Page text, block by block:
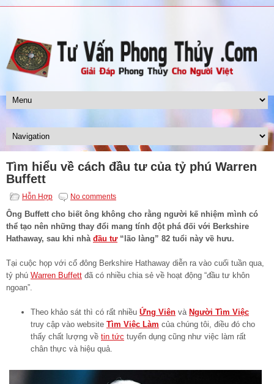
Tìm hiểu về cách đầu tư của tỷ phú Warren
Buffett
Hỗn Hợp No comments
Ông Buffett cho biết ông không cho rằng người kế nhiệm mình có
thể tạo nên những thay đổi mang tính đột phá đối với Berkshire
Hathaway, sau khi nhà đầu tư“lão làng” 82 tuổi này về hưu.
Tại cuộc họp với cổ đông Berkshire Hathaway diễn ra vào cuối tuần qua,
tỷ phú Warren Buffett đã có nhiều chia sẻ về hoạt động “đầu tư khôn
ngoan”.
Theo khảo sát thì có rất nhiều Ứng Viên và Người Tìm Việc
truy cập vào website Tìm Việc Làm của chúng tôi, điều đó cho
thấy chất lượng về tin tức tuyển dụng cũng như việc làm rất
chân thực và hiệu quả.